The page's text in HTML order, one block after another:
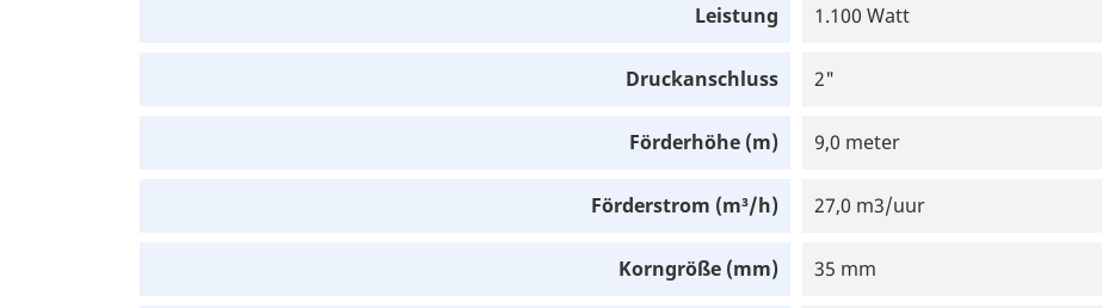
Leistung 1.100 Watt
Druckanschluss 2"
Förderhöhe (m) 9,0 meter
Förderstrom (m³/h) 27,0 m3/uur
Korngröße (mm) 35 mm